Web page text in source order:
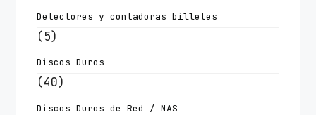
Detectores y contadoras billetes
(5)
Discos Duros
(40)
Discos Duros de Red / NAS